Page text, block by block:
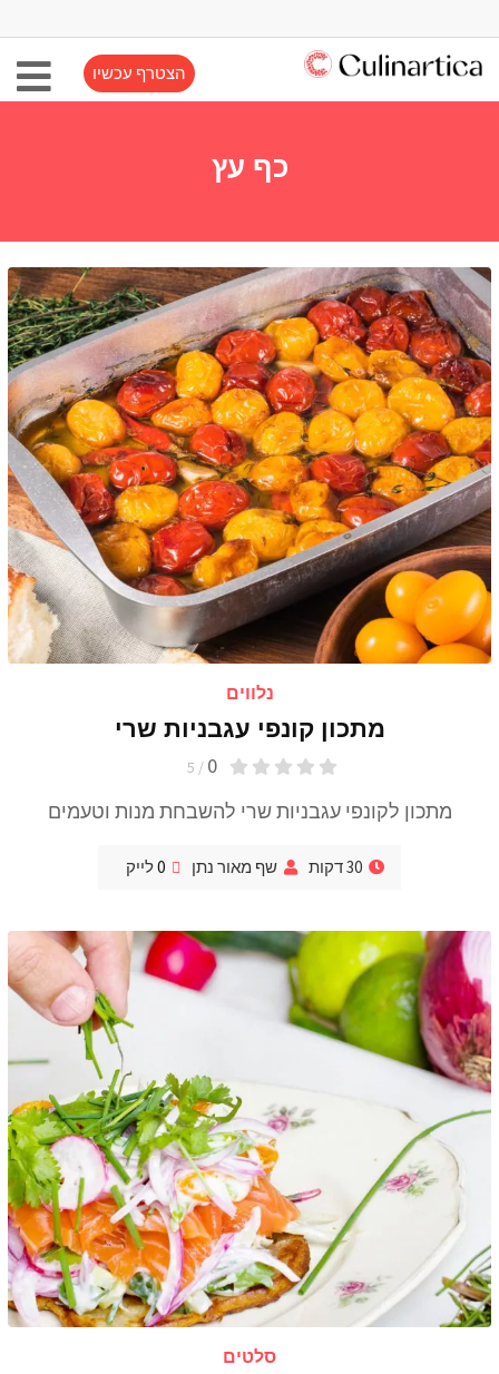
הצטרף עכשיו
כף עץ
נלווים
מתכון קונפי עגבניות שרי
0
/ 5
מתכון לקונפי עגבניות שרי להשבחת מנות וטעמים
30 דקות שף מאור נתן 0לייק
סלטים